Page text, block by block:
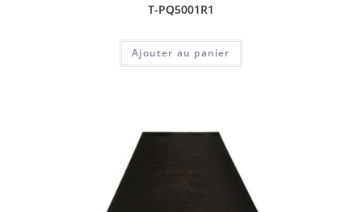
T-PQ5001R1
Ajouter au panier